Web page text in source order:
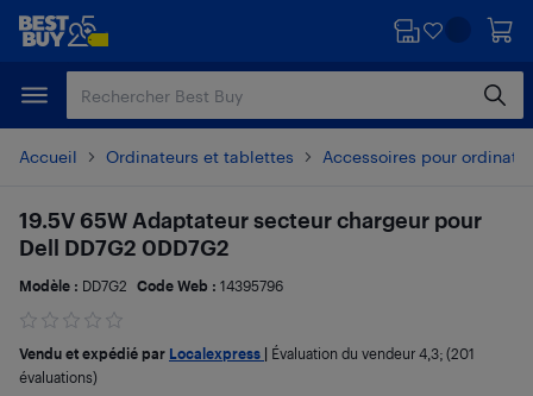
Passer
principal
Passer
Accueil Ordinateurs et tablettes Accessoires pour
19.5V 65W Adaptateur secteur chargeur pour
Dell DD7G2 0DD7G2
Modèle : DD7G2 Code Web : 14395796
Vendu et expédié par Localexpress Évaluation du vendeur 4,3; (201
évaluations)